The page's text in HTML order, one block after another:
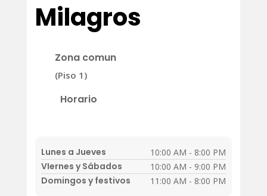
Milagros
Zona comun
(Piso 1)
Horario
Lunes a Jueves 10:00 AM - 8:00 PM
VIernes y Sábados 10:00 AM - 9:00 PM
Domingos y festivos 11:00 AM - 8:00 PM